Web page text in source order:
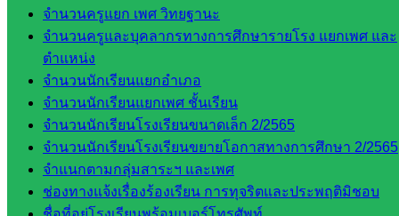
จำนวนครูแยก เพศ วิทยฐานะ
จำนวนครูและบุคลากรทางการศึกษารายโรง แยกเพศ และ
ตำแหน่ง
จำนวนนักเรียนแยกอำเภอ
จำนวนนักเรียนแยกเพศ ชั้นเรียน
จำนวนนักเรียนโรงเรียนขนาดเล็ก 2/2565
จำนวนนักเรียนโรงเรียนขยายโอกาสทางการศึกษา 2/2565
จำแนกตามกลุ่มสาระฯ และเพศ
ช่องทางแจ้งเรื่องร้องเรียน การทุจริตและประพฤติมิชอบ
เว็บไซต์
หลักสูตร
ต้าน
ทุจริต
ห้อง
นิเทศ
ศน.นิพนธ์
พรมพิไล
ห้อง